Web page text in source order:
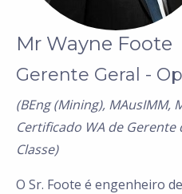
Mr Wayne Foote
Gerente Geral -
(BEng (Mining), MAusIMM,
Certificado WA de
Classe)
O Sr. Foote é engenheiro